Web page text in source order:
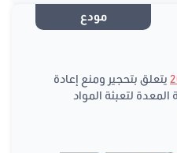
مودع
يتعلق بتحجير ومنع إعادة
المعدة لتعبئة المواد